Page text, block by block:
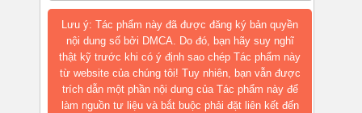
Lưu ý: Tác phẩm này đã được đăng ký bản quyền
nội dung số bởi DMCA. Do đó, bạn hãy suy nghĩ
thật kỹ trước khi có ý định sao chép Tác phẩm này
từ website của chúng tôi! Tuy nhiên, bạn vẫn được
trích dẫn một phần nội dung của Tác phẩm này để
làm nguồn tư liệu và bắt buộc phải đặt liên kết đến